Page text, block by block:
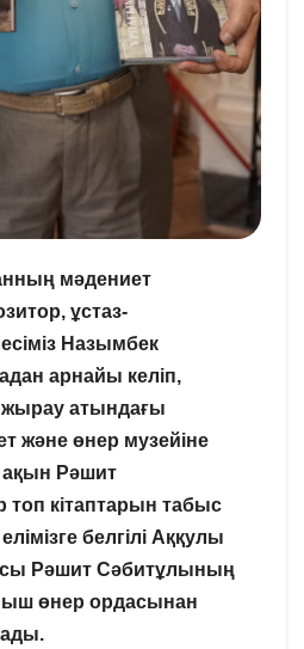
мәдениет
ұстаз-
Назымбек
арнайы келіп,
атындағы
және өнер музейіне
ақын Рәшит
кітаптарын табыс
белгілі Аққулы
Рәшит Сәбитұлының
өнер ордасынан